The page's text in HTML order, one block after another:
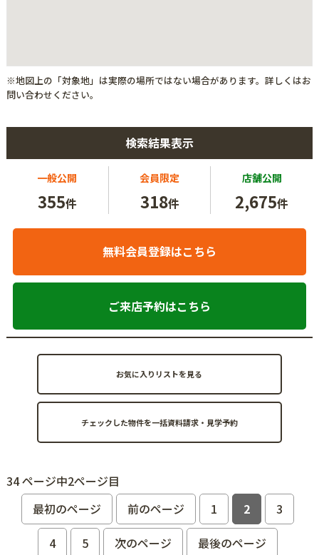
※地図上の「対象地」は実際の場所ではない場合があります。詳しくはお
問い合わせください。
検索結果表示
一般公開
355件
会員限定
318件
店舗公開
2,675件
無料会員登録はこちら
ご来店予約はこちら
お気に入りリストを見る
34 ページ中2ページ目
最初のページ
前のページ 1 2
3
4
5 次のページ 最後のページ